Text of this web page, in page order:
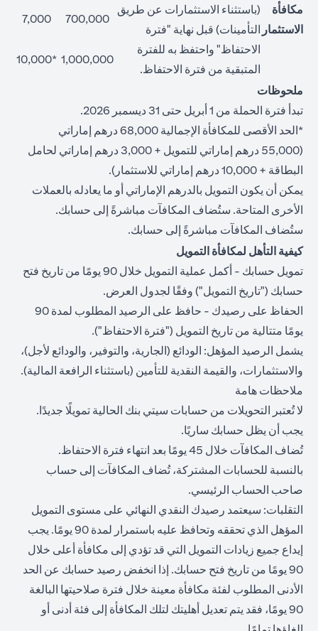
مكافأة
الاستثمار
(باستثناء الاستثمارات عن طريق
التأمينات) قبل نهاية "فترة
الاحتفاظ" واحتفظ به للفترة
المتبقية من فترة الاحتفاظ.
700,000
7,000
1,000,000
*10,000
ملحوظات
تبدأ فترة الحملة من 1 أبريل حتى 31 ديسمبر 2026.
*الحد الأقصى للمكافأة الإجمالية 68,000 درهم إماراتي
(55,000 درهم إماراتي للتمويل + 3,000 درهم إماراتي لحامل
البطاقة + 10,000 درهم إماراتي للاستثمار).
يمكن أن يكون التمويل بالدرهم الإماراتي أو ما يعادله بالعملات
الأخرى المتاحة. ستُضاف المكافآت مباشرةً إلى حسابك.
ستُضاف المكافآت مباشرةً إلى حسابك.
كيفية التأهل لمكافأة التمويل
تمويل حسابك - أكمل عملية التمويل خلال 90 يومًا من تاريخ فتح
حسابك ("تاريخ التمويل") وفقًا لجدول العرض.
الحفاظ على رصيدك - حافظ على الرصيد المطلوب لمدة 90
يومًا متتالية من تاريخ التمويل ("فترة الاحتفاظ").
يشمل الرصيد المؤهل: الودائع (الجارية، والتوفير، والودائع لأجل)،
والاستثمارات، والقيمة النقدية للتأمين (باستثناء الرافعة المالية).
ملاحظات هامة
لا تُعتبر التحويلات من حسابات سيتي بنك الحالية تمويلًا جديدًا.
يجب أن يظل حسابك ساريًا.
تُضاف المكافآت خلال 45 يومًا بعد انتهاء فترة الاحتفاظ.
بالنسبة للحسابات المشتركة، تُضاف المكافآت إلى حساب
صاحب الحساب الرئيسي.
التقلبات: سيعتمد رصيدك النقدي النهائي على مستوى التمويل
المؤهل الذي تحققه وتحافظ عليه باستمرار لمدة 90 يومًا. يجب
إيداع جميع زيادات التمويل التي قد تؤدي إلى مكافأة أعلى خلال
90 يومًا من تاريخ فتح حسابك. إذا انخفض رصيد حسابك عن الحد
الأدنى المطلوب لفئة مكافأة معينة خلال فترة صلاحيتها البالغة
90 يومًا، فقد يتم تعديل أهليتك لتلك المكافأة إلى فئة أدنى أو